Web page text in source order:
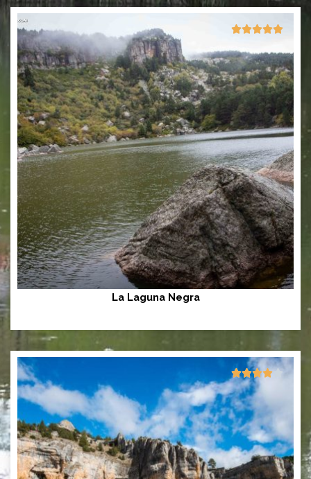

La Laguna Negra

4/5